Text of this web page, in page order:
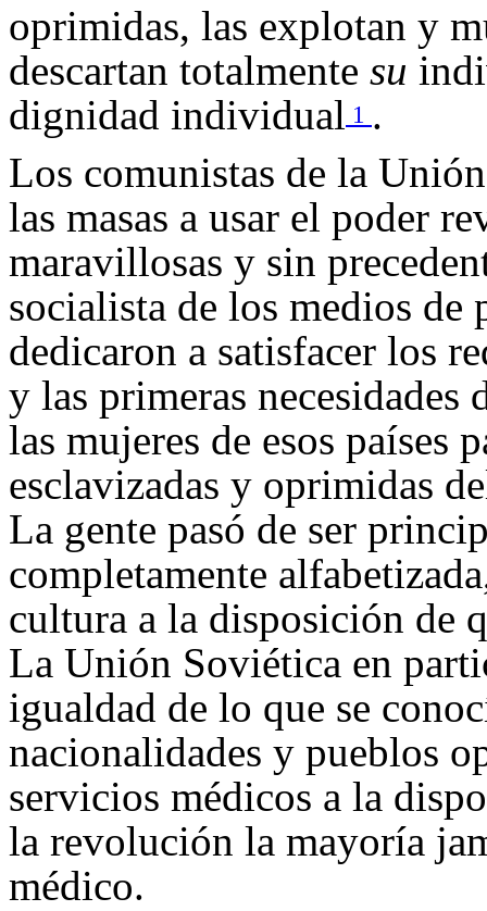
oprimidas, las explotan y
descartan totalmente su
dignidad individual 1 .
Los comunistas de la
las masas a usar el poder
maravillosas y sin
socialista de los medios de
dedicaron a satisfacer los
y las primeras necesidades
las mujeres de esos países
esclavizadas y oprimidas
La gente pasó de ser
completamente
cultura a la disposición de
La Unión Soviética en
igualdad de lo que se
nacionalidades y pueblos
servicios médicos a la
la revolución la mayoría
médico.